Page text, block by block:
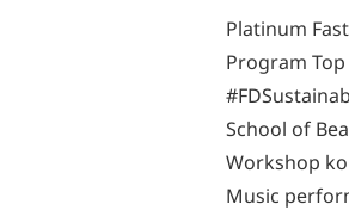
Platinum
Program
School of
Workshop
Music